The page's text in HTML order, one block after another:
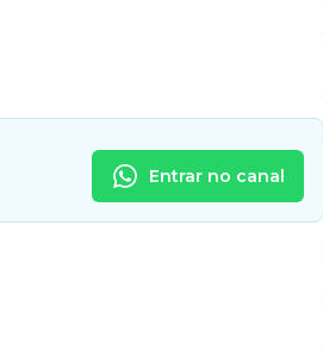
Entrar no canal